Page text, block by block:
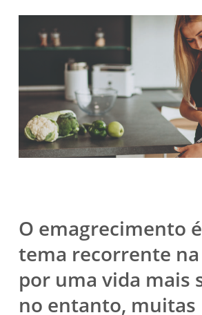
O emagrecimento
tema recorrente na
por uma vida mais
no entanto, muitas